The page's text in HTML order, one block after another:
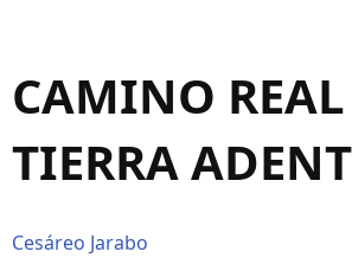
CAMINO
TIERRA
Cesáreo Jarabo